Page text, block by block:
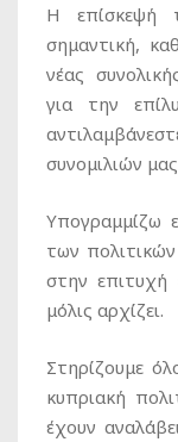
Η επίσκεψή
σημαντική,
νέας
για την
συνομιλιών
Υπογραμμίζω
των
στην επιτυχή
μόλις αρχίζει.
Στηρίζουμε
κυπριακή
έχουν